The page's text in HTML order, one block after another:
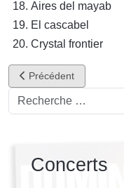
Aires del mayab
El cascabel
Crystal frontier
Article précédent :
Précédent
Rechercher
Concerts